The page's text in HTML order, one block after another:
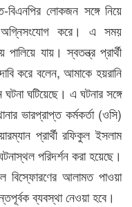
বিএনপির লোকজন সঙ্গে নিয়ে
অগ্নিসংযোগ করে। এ সময়
পালিয়ে যায়। স্বতন্ত্র প্রার্থী
করে বলেন, আমাকে হয়রানি
ঘটনা ঘটিয়েছে। এ ঘটনার সঙ্গে
ভারপ্রাপ্ত কর্মকর্তা (ওসি)
প্রার্থী রফিকুল ইসলাম
পরিদর্শন করা হয়েছে।
বিস্ফোরণের আলামত পাওয়া
ব্যবস্থা নেওয়া হবে।